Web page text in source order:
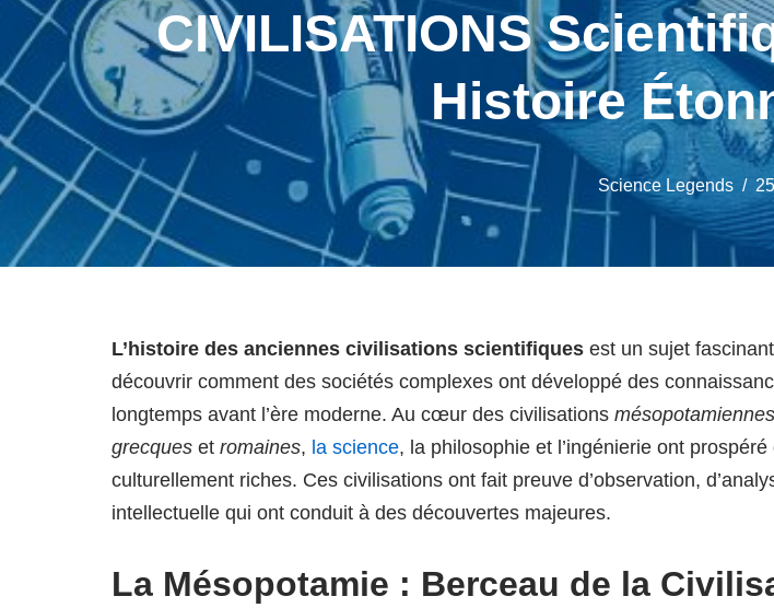
CIVILISATIONS
Histoire
Science Legends
L’histoire des anciennes civilisations scientifiques est un sujet
découvrir comment des sociétés complexes ont développé des
longtemps avant l’ère moderne. Au cœur des civilisations mésopotamiennes
grecques et romaines, la science, la philosophie et l’ingénierie ont
culturellement riches. Ces civilisations ont fait preuve d’observation,
intellectuelle qui ont conduit à des découvertes majeures.
La Mésopotamie : Berceau de la